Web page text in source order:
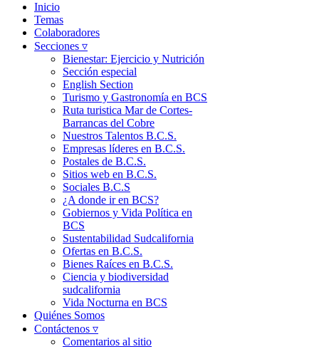
Inicio
Temas
Colaboradores
Secciones ▿
Bienestar: Ejercicio y Nutrición
Sección especial
English Section
Turismo y Gastronomía en BCS
Ruta turistica Mar de Cortes-
Barrancas del Cobre
Nuestros Talentos B.C.S.
Empresas líderes en B.C.S.
Postales de B.C.S.
Sitios web en B.C.S.
Sociales B.C.S
¿A donde ir en BCS?
Gobiernos y Vida Política en
BCS
Sustentabilidad Sudcalifornia
Ofertas en B.C.S.
Bienes Raíces en B.C.S.
Ciencia y biodiversidad
sudcalifornia
Vida Nocturna en BCS
Quiénes Somos
Contáctenos ▿
Comentarios al sitio